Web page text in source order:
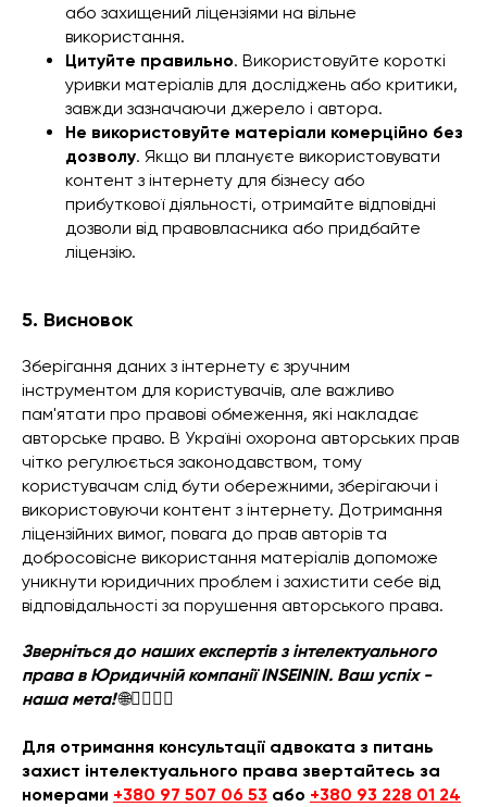
або захищений ліцензіями на вільне
використання.
Цитуйте правильно. Використовуйте короткі
уривки матеріалів для досліджень або критики,
завжди зазначаючи джерело і автора.
Не використовуйте матеріали комерційно без
дозволу. Якщо ви плануєте використовувати
контент з інтернету для бізнесу або
прибуткової діяльності, отримайте відповідні
дозволи від правовласника або придбайте
ліцензію.
5. Висновок
Зберігання даних з інтернету є зручним
інструментом для користувачів, але важливо
пам'ятати про правові обмеження, які накладає
авторське право. В Україні охорона авторських прав
чітко регулюється законодавством, тому
користувачам слід бути обережними, зберігаючи і
використовуючи контент з інтернету. Дотримання
ліцензійних вимог, повага до прав авторів та
добросовісне використання матеріалів допоможе
уникнути юридичних проблем і захистити себе від
відповідальності за порушення авторського права.
Зверніться до наших експертів з інтелектуального
права в Юридичній компанії INSEININ. Ваш успіх -
наша мета! 🌐👩‍⚖️👨‍⚖️
Для отримання консультації адвоката з питань
захист інтелектуального права звертайтесь за
номерами +380 97 507 06 53 або +380 93 228 01 24